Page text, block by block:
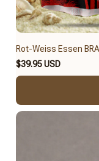
Rot-Weiss Essen
$39.95 USD